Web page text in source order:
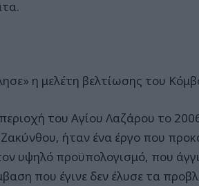
η μελέτη βελτίωσης του
του Αγίου Λαζάρου το
ήταν ένα έργο που
υψηλό προϋπολογισμό, που
που έγινε δεν έλυσε τα